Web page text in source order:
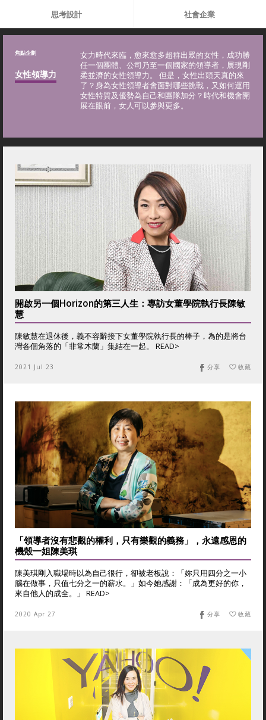
思考設計 社會企業
焦點企劃
女性領導力
女力時代來臨，愈來愈多超群出眾的女性，成功勝
任一個團體、公司乃至一個國家的領導者，展現剛
柔並濟的女性領導力。 但是，女性出頭天真的來
了？身為女性領導者會面對哪些挑戰，又如何運用
女性特質及優勢為自己和團隊加分？時代和機會開
展在眼前，女人可以參與更多。
開啟另一個Horizon的第三人生：專訪女董學院執行長陳敏
慧
陳敏慧在退休後，義不容辭接下女董學院執行長的棒子，為的是將台
灣各個角落的「非常木蘭」集結在一起。 READ>
2021 Jul 23 收藏
分享
「領導者沒有悲觀的權利，只有樂觀的義務」，永遠感恩的
機殼一姐陳美琪
陳美琪剛入職場時以為自己很行，卻被老板說：「妳只用四分之一小
腦在做事，只值七分之一的薪水。」如今她感謝：「成為更好的你，
來自他人的成全。」 READ>
2020 Apr 27 收藏
分享